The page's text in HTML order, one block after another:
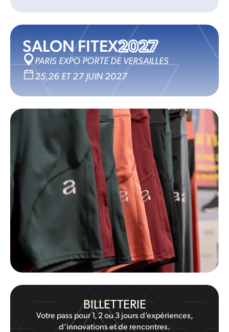
SALON FITEX2027
PARIS EXPO PORTE DE VERSAILLES
25,26 ET 27 JUIN 2027
BILLETTERIE
Votre pass pour 1, 2 ou 3 jours d’expériences,
d’innovations et de rencontres.